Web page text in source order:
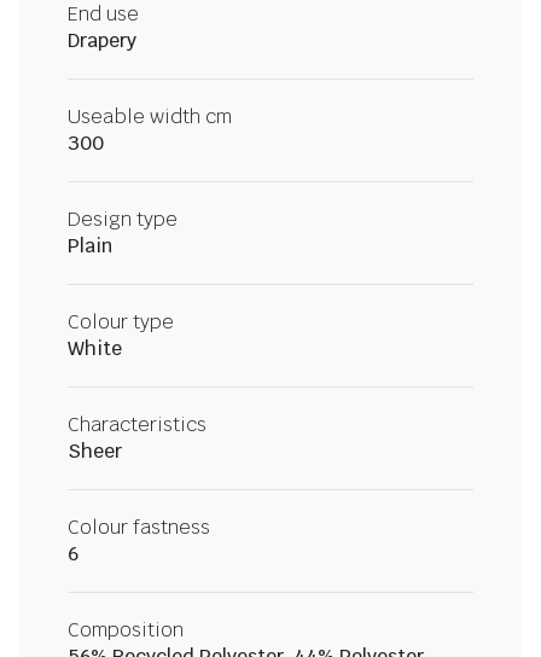
End use
Drapery
Useable width cm
300
Design type
Plain
Colour type
White
Characteristics
Sheer
Colour fastness
6
Composition